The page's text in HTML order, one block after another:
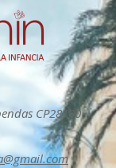
CP28100